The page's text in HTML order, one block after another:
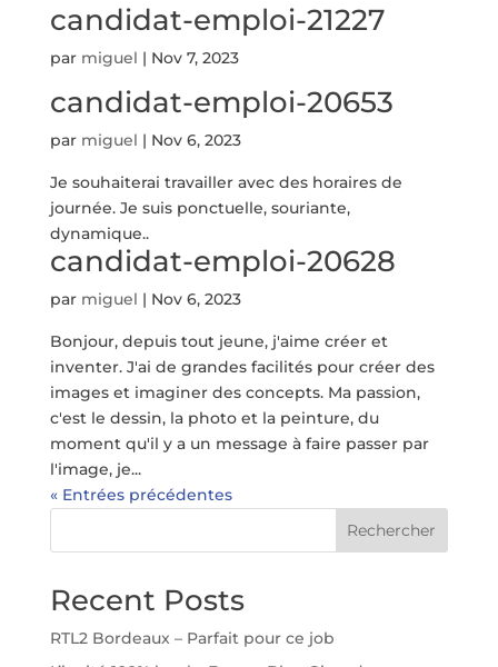
candidat-emploi-21227
par miguel | Nov 7, 2023
candidat-emploi-20653
par miguel | Nov 6, 2023
Je souhaiterai travailler avec des horaires de
journée. Je suis ponctuelle, souriante,
dynamique..
candidat-emploi-20628
par miguel | Nov 6, 2023
Bonjour, depuis tout jeune, j'aime créer et
inventer. J'ai de grandes facilités pour créer des
images et imaginer des concepts. Ma passion,
c'est le dessin, la photo et la peinture, du
moment qu'il y a un message à faire passer par
l'image, je...
« Entrées précédentes
Rechercher
Recent Posts
RTL2 Bordeaux – Parfait pour ce job